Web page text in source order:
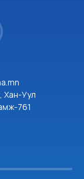
Хан-Уул
761